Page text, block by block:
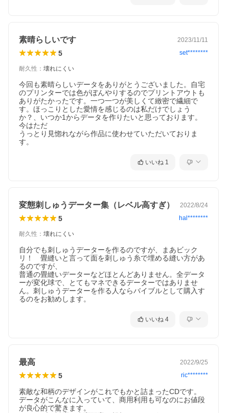
素晴らしいです 2023/11/11
5 set********
耐久性 ： 壊れにくい
今回も素晴らしいデータをありがとうございました。自宅
のプリンターでは色がぼんやりするのでプリントアウトも
ありがたかったです。一つ一つが美しくて緻密で繊細で
す。ほっこりとした愛情を感じるのは私だけでしょう
か？、いつか1からデータを作りたいと思っております。
今はただ
うっとり見惚れながら作品に使わせていただいておりま
す。
いいね 1
変態刺しゅうデーター集（レベル高すぎ） 2022/8/24
5 hal********
耐久性 ： 壊れにくい
自分でも刺しゅうデーターを作るのですが、まあビック
リ！　畳縫いと言って面を刺しゅう糸で埋める縫い方があ
るのですが、
普通の畳縫いデーターなどほとんどありません。全データ
ーが変化球で、とてもマネできるデーターではありませ
ん。刺しゅうデーターを作る人ならバイブルとして購入す
るのをお勧めします。
いいね 4
最高 2022/9/25
5 ric********
素敵な和柄のデザインがこれでもかと詰まったCDです。
データがこんなに入っていて、商用利用も可なのにお値段
が良心的で驚きます。